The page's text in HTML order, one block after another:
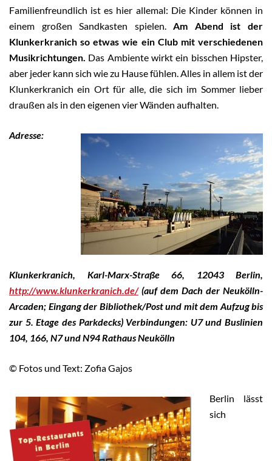
Familienfreundlich ist es hier allemal: Die Kinder können in
einem großen Sandkasten spielen.Am Abend ist der
Klunkerkranich so etwas wie ein Club mit verschiedenen
Musikrichtungen. Das Ambiente wirkt ein bisschen Hipster,
aber jeder kann sich wie zu Hause fühlen. Alles in allem ist der
Klunkerkranich ein Ort für alle, die sich im Sommer lieber
draußen als in den eigenen vier Wänden aufhalten.
Adresse:
Klunkerkranich, Karl-Marx-Straße 66, 12043 Berlin,
http://www.klunkerkranich.de/(auf dem Dach der Neukölln-
Arcaden; Eingang der Bibliothek/Post und mit dem Aufzug bis
zur 5. Etage des Parkdecks) Verbindungen: U7 und Buslinien
104, 166, N7 und N94 Rathaus Neukölln
© Fotos und Text: Zofia Gajos
Berlin lässt
sich